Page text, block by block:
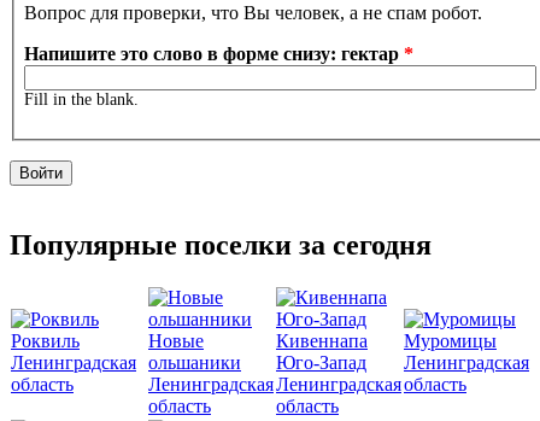
Вопрос для проверки, что Вы человек, а не спам робот.
Напишите это слово в форме снизу: гектар *
Fill in the blank.
Популярные поселки за сегодня
Роквиль
Ленинградская
область
Новые
ольшаники
Ленинградская
область
Кивеннапа
Юго-Запад
Ленинградская
область
Муромицы
Ленинградская
область